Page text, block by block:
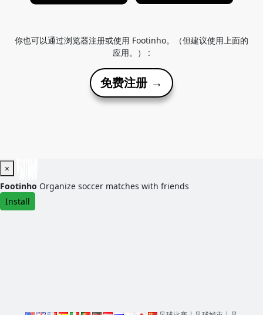
你也可以通过浏览器注册或使用 Footinho。（但建议使用上面的
应用。） :
免费注册 →
×
Footinho Organize soccer matches with friends
Install